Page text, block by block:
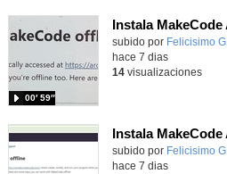
Contenido educativo.
subido por Felicisimo G.
00′ 59″
hace 7 dias
14visualizaciones
Contenido educativo.
subido por Felicisimo G.
hace 7 dias